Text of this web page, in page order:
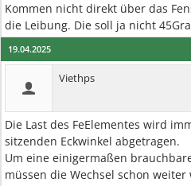
Kommen nicht direkt über das
die Leibung. Die soll ja nicht
19.04.2025
Viethps
Die Last des FeElementes wird
sitzenden Eckwinkel abgetragen.
Um eine einigermaßen
müssen die Wechsel schon weiter